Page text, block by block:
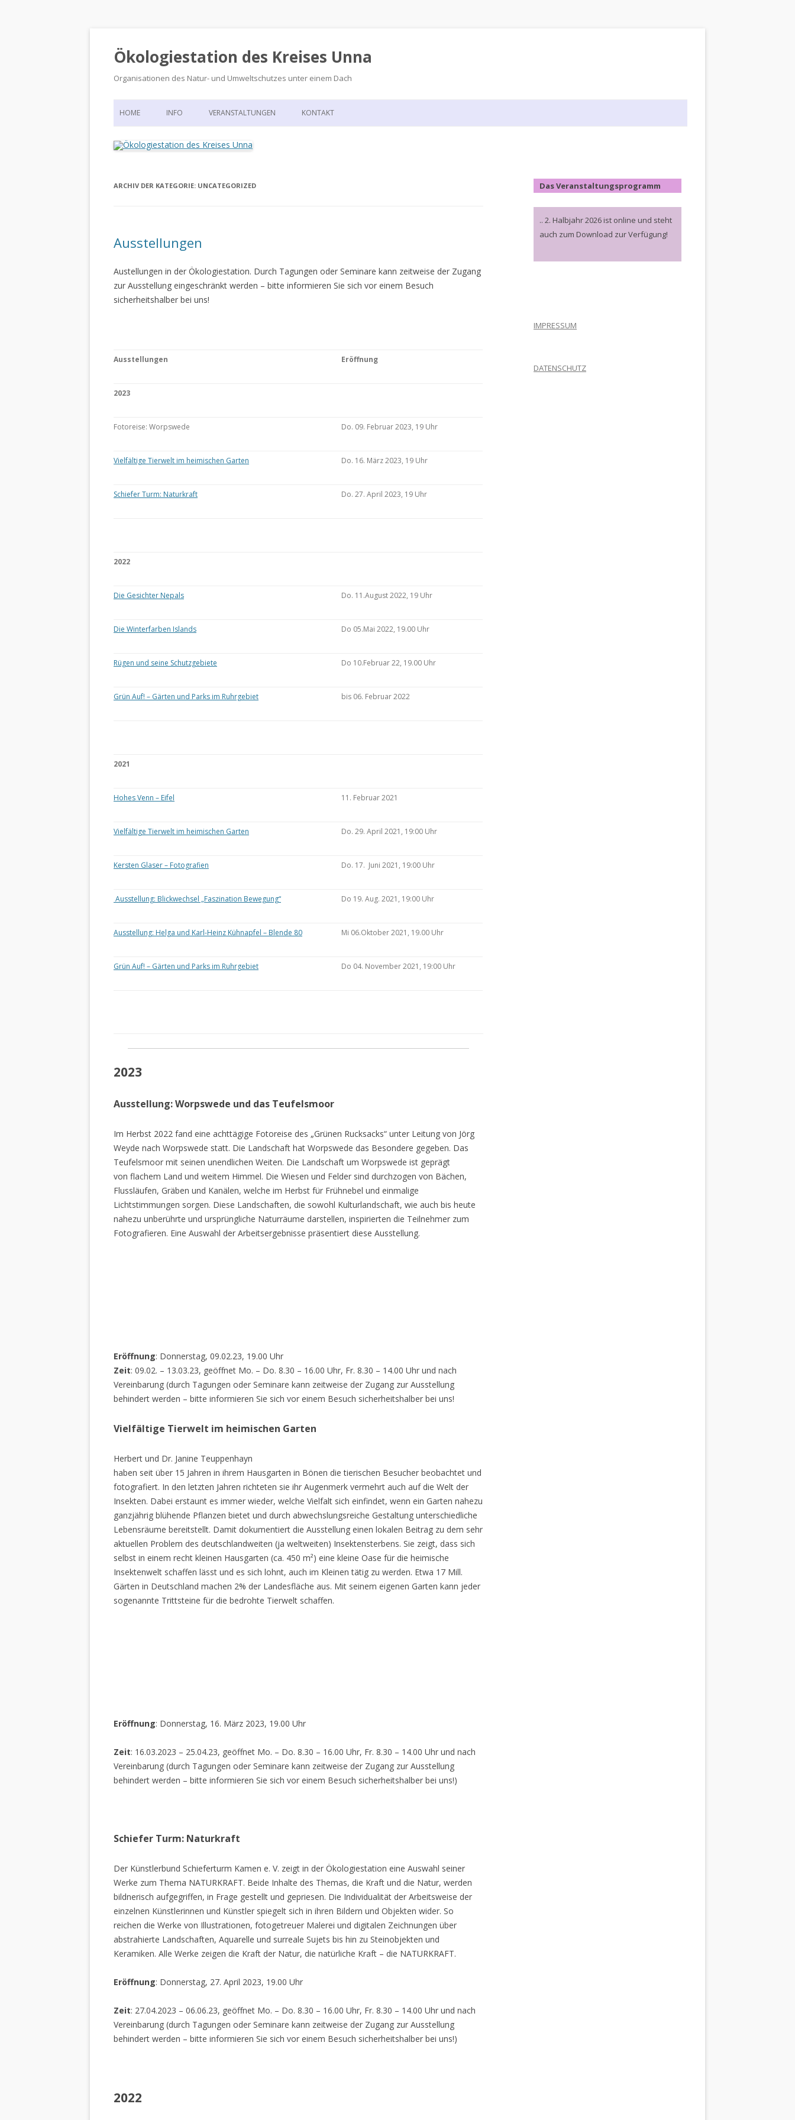
Ökologiestation des Kreises Unna
Organisationen des Natur- und Umweltschutzes unter einem Dach
Zum
HOME INFO VERANSTALTUNGEN KONTAKT
ARCHIV DER KATEGORIE: UNCATEGORIZED
Ausstellungen
Austellungen in der Ökologiestation. Durch Tagungen oder Seminare kann zeitweise der Zugang
zur Ausstellung eingeschränkt werden – bitte informieren Sie sich vor einem Besuch
sicherheitshalber bei uns!
Ausstellungen Eröffnung
2023
Fotoreise: Worpswede Do. 09. Februar 2023, 19 Uhr
Vielfältige Tierwelt im heimischen Garten Do. 16. März 2023, 19 Uhr
Schiefer Turm: Naturkraft Do. 27. April 2023, 19 Uhr
2022
Die Gesichter Nepals Do. 11.August 2022, 19 Uhr
Die Winterfarben Islands Do 05.Mai 2022, 19.00 Uhr
Rügen und seine Schutzgebiete Do 10.Februar 22, 19.00 Uhr
Grün Auf! – Gärten und Parks im Ruhrgebiet bis 06. Februar 2022
2021
Hohes Venn – Eifel 11. Februar 2021
Vielfältige Tierwelt im heimischen Garten Do. 29. April 2021, 19:00 Uhr
Kersten Glaser – Fotografien Do. 17. Juni 2021, 19:00 Uhr
Ausstellung: Blickwechsel „Faszination Bewegung“ Do 19. Aug. 2021, 19:00 Uhr
Ausstellung: Helga und Karl-Heinz Kühnapfel – Blende 80 Mi 06.Oktober 2021, 19.00 Uhr
Grün Auf! – Gärten und Parks im Ruhrgebiet Do 04. November 2021, 19:00 Uhr
2023
Ausstellung: Worpswede und das Teufelsmoor
Im Herbst 2022 fand eine achttägige Fotoreise des „Grünen Rucksacks“ unter Leitung von Jörg
Weyde nach Worpswede statt. Die Landschaft hat Worpswede das Besondere gegeben. Das
Teufelsmoor mit seinen unendlichen Weiten. Die Landschaft um Worpswede ist geprägt
von flachem Land und weitem Himmel. Die Wiesen und Felder sind durchzogen von Bächen,
Flussläufen, Gräben und Kanälen, welche im Herbst für Frühnebel und einmalige
Lichtstimmungen sorgen. Diese Landschaften, die sowohl Kulturlandschaft, wie auch bis heute
nahezu unberührte und ursprüngliche Naturräume darstellen, inspirierten die Teilnehmer zum
Fotografieren. Eine Auswahl der Arbeitsergebnisse präsentiert diese Ausstellung.
Eröffnung: Donnerstag, 09.02.23, 19.00 Uhr
Zeit: 09.02. – 13.03.23, geöffnet Mo. – Do. 8.30 – 16.00 Uhr, Fr. 8.30 – 14.00 Uhr und nach
Vereinbarung (durch Tagungen oder Seminare kann zeitweise der Zugang zur Ausstellung
behindert werden – bitte informieren Sie sich vor einem Besuch sicherheitshalber bei uns!
Vielfältige Tierwelt im heimischen Garten
Herbert und Dr. Janine Teuppenhayn
haben seit über 15 Jahren in ihrem Hausgarten in Bönen die tierischen Besucher beobachtet und
fotografiert. In den letzten Jahren richteten sie ihr Augenmerk vermehrt auch auf die Welt der
Insekten. Dabei erstaunt es immer wieder, welche Vielfalt sich einfindet, wenn ein Garten nahezu
ganzjährig blühende Pflanzen bietet und durch abwechslungsreiche Gestaltung unterschiedliche
Lebensräume bereitstellt. Damit dokumentiert die Ausstellung einen lokalen Beitrag zu dem sehr
aktuellen Problem des deutschlandweiten (ja weltweiten) Insektensterbens. Sie zeigt, dass sich
selbst in einem recht kleinen Hausgarten (ca. 450 m²) eine kleine Oase für die heimische
Insektenwelt schaffen lässt und es sich lohnt, auch im Kleinen tätig zu werden. Etwa 17 Mill.
Gärten in Deutschland machen 2% der Landesfläche aus. Mit seinem eigenen Garten kann jeder
sogenannte Trittsteine für die bedrohte Tierwelt schaffen.
Eröffnung: Donnerstag, 16. März 2023, 19.00 Uhr
Zeit: 16.03.2023 – 25.04.23, geöffnet Mo. – Do. 8.30 – 16.00 Uhr, Fr. 8.30 – 14.00 Uhr und nach
Vereinbarung (durch Tagungen oder Seminare kann zeitweise der Zugang zur Ausstellung
behindert werden – bitte informieren Sie sich vor einem Besuch sicherheitshalber bei uns!)
Schiefer Turm: Naturkraft
Der Künstlerbund Schieferturm Kamen e. V. zeigt in der Ökologiestation eine Auswahl seiner
Werke zum Thema NATURKRAFT. Beide Inhalte des Themas, die Kraft und die Natur, werden
bildnerisch aufgegriffen, in Frage gestellt und gepriesen. Die Individualität der Arbeitsweise der
einzelnen Künstlerinnen und Künstler spiegelt sich in ihren Bildern und Objekten wider. So
reichen die Werke von Illustrationen, fotogetreuer Malerei und digitalen Zeichnungen über
abstrahierte Landschaften, Aquarelle und surreale Sujets bis hin zu Steinobjekten und
Keramiken. Alle Werke zeigen die Kraft der Natur, die natürliche Kraft – die NATURKRAFT.
Eröffnung: Donnerstag, 27. April 2023, 19.00 Uhr
Zeit: 27.04.2023 – 06.06.23, geöffnet Mo. – Do. 8.30 – 16.00 Uhr, Fr. 8.30 – 14.00 Uhr und nach
Vereinbarung (durch Tagungen oder Seminare kann zeitweise der Zugang zur Ausstellung
behindert werden – bitte informieren Sie sich vor einem Besuch sicherheitshalber bei uns!)
2022
Das Veranstaltungsprogramm
.. 2. Halbjahr 2026 ist online und steht
auch zum Download zur Verfügung!
IMPRESSUM
DATENSCHUTZ